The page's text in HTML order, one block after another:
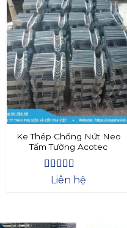
Ke Thép Chống Nứt Neo
Tấm Tường Acotec
Được xếp
Liên hệ